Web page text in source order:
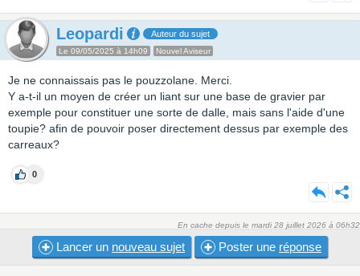
Leopardi Auteur du sujet
Le 09/05/2025 à 14h09 Nouvel Aviseur
Je ne connaissais pas le pouzzolane. Merci.
Y a-t-il un moyen de créer un liant sur une base de gravier par
exemple pour constituer une sorte de dalle, mais sans l'aide d'une
toupie? afin de pouvoir poser directement dessus par exemple des
carreaux?
0
En cache depuis le mardi 28 juillet 2026 à 06h32
Lancer un nouveau sujet Poster une réponse